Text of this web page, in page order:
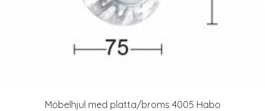
Möbelhjul med platta/broms 4005 Habo